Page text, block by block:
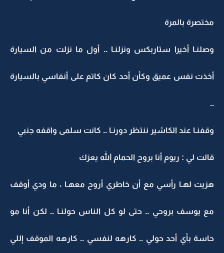
مختصرة بالمرة
وصلنـا أخيرا ستاربكس ونزلنـا .. أول ما نزلت من السيارة
أخذت نفس عميق وكأن أحد كان كاتم على أنفاسي بالسيارة
..
وقفنـا عند الكاشير ننتظر دورنـا .. كانت سلمى واقفه جنبي
قالت لي : ريوم أنا بروح الحمام الله يعزك
هزيت لهـا رأسي مع أن خاطري أروح معهـا ، ما ودي أوقف
مع يوسف بروحي .. حتى لو كل الناس حولنـا .. لكن أنا مو
حاسة بأي أحد حولي .. كارهه لنفسي .. كارهه الموقف إللي